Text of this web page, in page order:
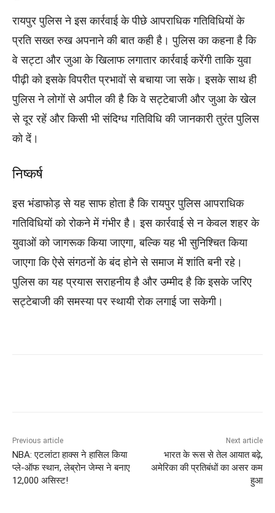
रायपुर पुलिस ने इस कार्रवाई के पीछे आपराधिक गतिविधियों के
प्रति सख्त रुख अपनाने की बात कही है। पुलिस का कहना है कि
वे सट्टा और जुआ के खिलाफ लगातार कार्रवाई करेंगी ताकि युवा
पीढ़ी को इसके विपरीत प्रभावों से बचाया जा सके। इसके साथ ही
पुलिस ने लोगों से अपील की है कि वे सट्टेबाजी और जुआ के खेल
से दूर रहें और किसी भी संदिग्ध गतिविधि की जानकारी तुरंत पुलिस
को दें।
निष्कर्ष
इस भंडाफोड़ से यह साफ होता है कि रायपुर पुलिस आपराधिक
गतिविधियों को रोकने में गंभीर है। इस कार्रवाई से न केवल शहर के
युवाओं को जागरूक किया जाएगा, बल्कि यह भी सुनिश्चित किया
जाएगा कि ऐसे संगठनों के बंद होने से समाज में शांति बनी रहे।
पुलिस का यह प्रयास सराहनीय है और उम्मीद है कि इसके जरिए
सट्टेबाजी की समस्या पर स्थायी रोक लगाई जा सकेगी।
Previous article
NBA: एटलांटा हाक्स ने हासिल किया
प्ले-ऑफ स्थान, लेब्रोन जेम्स ने बनाए
12,000 असिस्ट!
Next article
भारत के रूस से तेल आयात बढ़े,
अमेरिका की प्रतिबंधों का असर कम
हुआ